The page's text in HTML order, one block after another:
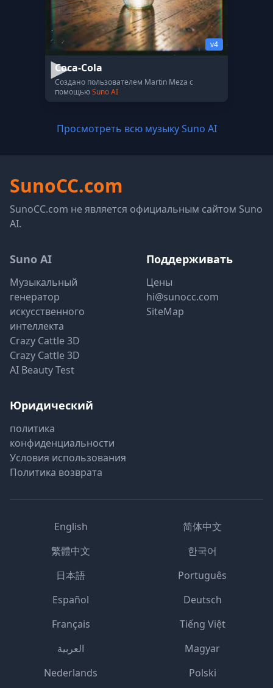
v4
Coca-Cola
Создано пользователем Martin Meza с
помощьюSuno AI
Просмотреть всю музыку Suno AI
SunoCC.com
SunoCC.com не является официальным сайтом Suno
AI.
Suno AI
Музыкальный
генератор
искусственного
интеллекта
Crazy Cattle 3D
Crazy Cattle 3D
AI Beauty Test
Поддерживать
Цены
hi@sunocc.com
SiteMap
Юридический
политика
конфиденциальности
Условия использования
Политика возврата
English
简体中文
繁體中文
한국어
日本語
Português
Español
Deutsch
Français
Tiếng Việt
العربية
Magyar
Nederlands
Polski